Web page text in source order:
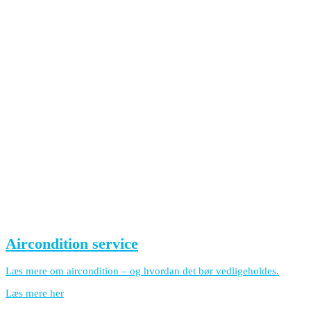
Aircondition service
Læs mere om aircondition – og hvordan det bør vedligeholdes.
Læs mere her